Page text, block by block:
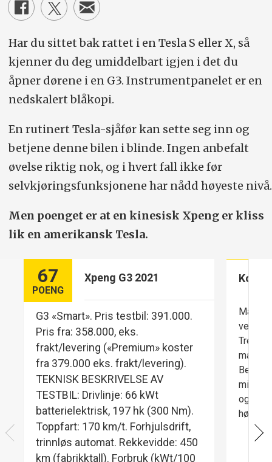
Har du sittet bak rattet i en Tesla S eller X, så
kjenner du deg umiddelbart igjen i det du
åpner dørene i en G3. Instrumentpanelet er en
nedskalert blåkopi.
En rutinert Tesla-sjåfør kan sette seg inn og
betjene denne bilen i blinde. Ingen anbefalt
øvelse riktig nok, og i hvert fall ikke før
selvkjøringsfunksjonene har nådd høyeste nivå.
Men poenget er at en kinesisk Xpeng er kliss
lik en amerikansk Tesla.
Xpeng G3 2021
67
POENG
G3 «Smart». Pris testbil: 391.000.
Pris fra: 358.000, eks.
frakt/levering («Premium» koster
fra 379.000 eks. frakt/levering).
TEKNISK BESKRIVELSE AV
TESTBIL: Drivlinje: 66 kWt
batterielektrisk, 197 hk (300 Nm).
Toppfart: 170 km/t. Forhjulsdrift,
trinnløs automat. Rekkevidde: 450
km (fabrikktall). Forbruk (kWt/100
verken
Tre
mager
mindre
og
høyere